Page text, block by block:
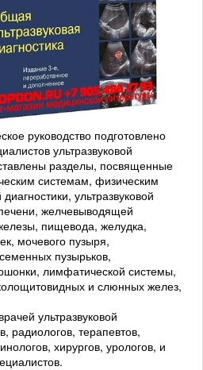
руководство подготовлено
ультразвуковой
разделы, посвященные
системам, физическим
ультразвуковой
желчевыводящей
пищевода, желудка,
мочевого пузыря,
пузырьков,
лимфатической системы,
и слюнных желез,
ультразвуковой
радиологов, терапевтов,
хирургов, урологов, и